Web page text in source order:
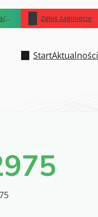
Zarejestruj psa/kota Zgłoś zaginięcie
StartAktualności